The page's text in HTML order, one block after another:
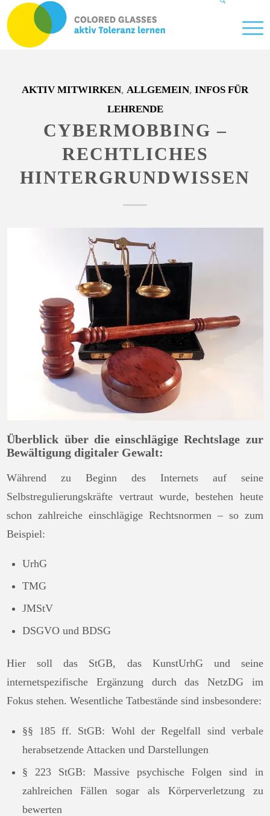
AKTIV MITWIRKEN, ALLGEMEIN, INFOS FÜR
LEHRENDE
CYBERMOBBING –
RECHTLICHES
HINTERGRUNDWISSEN
Überblick über die einschlägige Rechtslage zur
Bewältigung digitaler Gewalt:
Während zu Beginn des Internets auf seine
Selbstregulierungskräfte vertraut wurde, bestehen heute
schon zahlreiche einschlägige Rechtsnormen – so zum
Beispiel:
UrhG
TMG
JMStV
DSGVO und BDSG
Hier soll das StGB, das KunstUrhG und seine
internetspezifische Ergänzung durch das NetzDG im
Fokus stehen. Wesentliche Tatbestände sind insbesondere:
§§ 185 ff. StGB: Wohl der Regelfall sind verbale
herabsetzende Attacken und Darstellungen
§ 223 StGB: Massive psychische Folgen sind in
zahlreichen Fällen sogar als Körperverletzung zu
bewerten